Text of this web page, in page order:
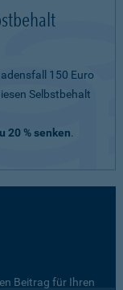
150 Euro
Selbstbehalt
20 % senken.
Beitrag für Ihren